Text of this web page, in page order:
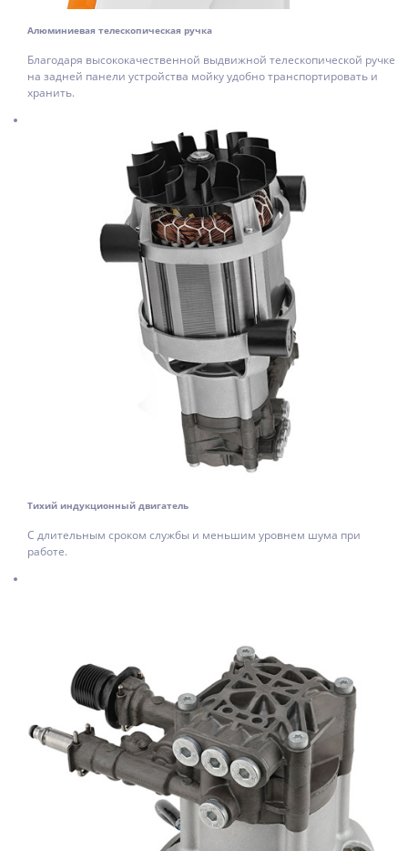
Алюминиевая телескопическая ручка
Благодаря высококачественной выдвижной телескопической ручке
на задней панели устройства мойку удобно транспортировать и
хранить.
Тихий индукционный двигатель
С длительным сроком службы и меньшим уровнем шума при
работе.